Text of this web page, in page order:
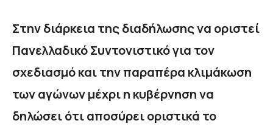
Στην διάρκεια της διαδήλωσης να οριστεί
Πανελλαδικό Συντονιστικό για τον
σχεδιασμό και την παραπέρα κλιμάκωση
των αγώνων μέχρι η κυβέρνηση να
δηλώσει ότι αποσύρει οριστικά το